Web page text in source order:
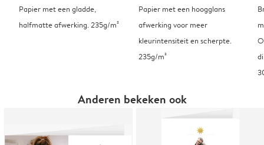
Papier met een gladde,
halfmatte afwerking. 235g/m²
Papier met een hoogglans
afwerking voor meer
kleurintensiteit en scherpte.
235g/m²
Anderen bekeken ook